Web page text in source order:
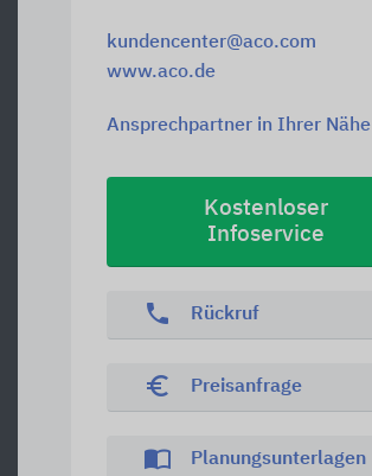
kundencenter@aco.com
www.aco.de
Ansprechpartner in Ihrer Nähe
Kostenloser
Infoservice
phone Rückruf
euro_symbol Preisanfrage
import_contacts Planungsunterlagen